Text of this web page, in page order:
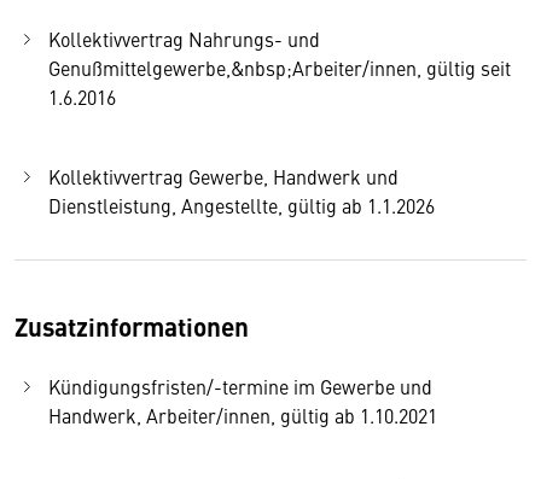
Kollektivvertrag Nahrungs- und
Genußmittelgewerbe,&nbsp;Arbeiter/innen, gültig seit
1.6.2016
Kollektivvertrag Gewerbe, Handwerk und
Dienstleistung, Angestellte, gültig ab 1.1.2026
Zusatzinformationen
Kündigungsfristen/-termine im Gewerbe und
Handwerk, Arbeiter/innen, gültig ab 1.10.2021